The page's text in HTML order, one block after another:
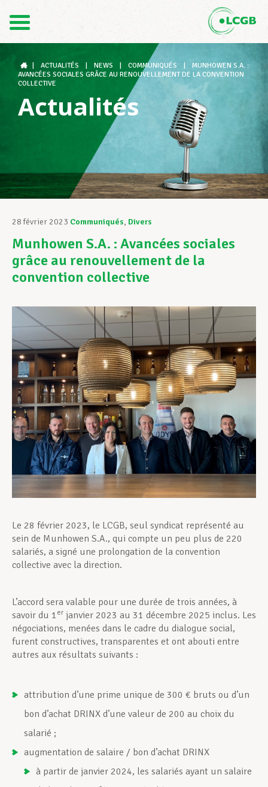
DE
Le LCGB
Structures syndicales
Assistance au Travail
Vos droits
Développement professionnel
Devenir Membre
Actualités
ACTUALITÉS NEWS COMMUNIQUÉS
MUNHOWEN S.A. :
AVANCÉES SOCIALES GRÂCE AU RENOUVELLEMENT DE LA CONVENTION
COLLECTIVE
Actualités
28 février 2023 Communiqués, Divers
Munhowen S.A. : Avancées sociales
grâce au renouvellement de la
convention collective
Le 28 février 2023, le LCGB, seul syndicat représenté au
sein de Munhowen S.A., qui compte un peu plus de 220
salariés, a signé une prolongation de la convention
collective avec la direction.
L’accord sera valable pour une durée de trois années, à
savoir du 1 er janvier 2023 au 31 décembre 2025 inclus. Les
négociations, menées dans le cadre du dialogue social,
furent constructives, transparentes et ont abouti entre
autres aux résultats suivants :
attribution d’une prime unique de 300 € bruts ou d’un
bon d’achat DRINX d’une valeur de 200 au choix du
salarié ;
augmentation de salaire / bon d’achat DRINX
à partir de janvier 2024, les salariés ayant un salaire